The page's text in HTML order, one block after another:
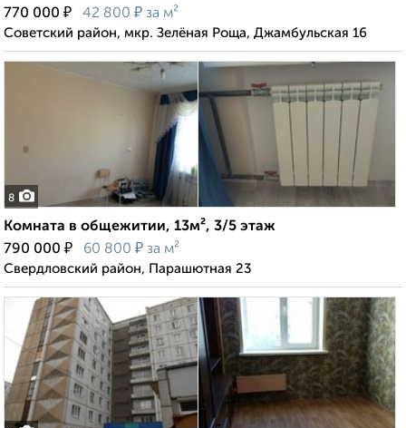
770 000 ₽ 42 800 ₽ за м²
Советский район, мкр. Зелёная Роща, Джамбульская 16
8
Комната в общежитии, 13м², 3/5 этаж
790 000 ₽ 60 800 ₽ за м²
Свердловский район, Парашютная 23